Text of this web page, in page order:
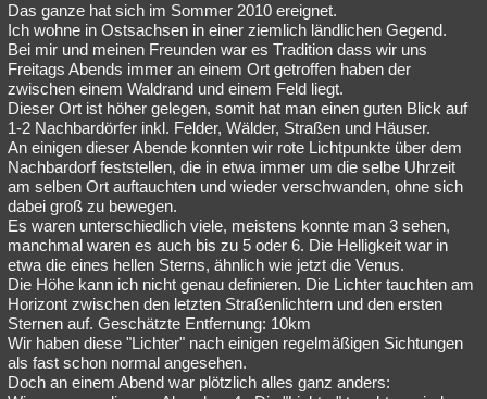
Besucht Teilgenommen Alle Neue Geschlossen
Lesenswert Schlüsselwörter
Das ganze hat sich im Sommer 2010 ereignet.
Ich wohne in Ostsachsen in einer ziemlich ländlichen Gegend.
Bei mir und meinen Freunden war es Tradition dass wir uns
Freitags Abends immer an einem Ort getroffen haben der
zwischen einem Waldrand und einem Feld liegt.
Dieser Ort ist höher gelegen, somit hat man einen guten Blick auf
1-2 Nachbardörfer inkl. Felder, Wälder, Straßen und Häuser.
An einigen dieser Abende konnten wir rote Lichtpunkte über dem
Nachbardorf feststellen, die in etwa immer um die selbe Uhrzeit
am selben Ort auftauchten und wieder verschwanden, ohne sich
dabei groß zu bewegen.
Es waren unterschiedlich viele, meistens konnte man 3 sehen,
manchmal waren es auch bis zu 5 oder 6. Die Helligkeit war in
etwa die eines hellen Sterns, ähnlich wie jetzt die Venus.
Die Höhe kann ich nicht genau definieren. Die Lichter tauchten am
Horizont zwischen den letzten Straßenlichtern und den ersten
Sternen auf. Geschätzte Entfernung: 10km
Wir haben diese "Lichter" nach einigen regelmäßigen Sichtungen
als fast schon normal angesehen.
Doch an einem Abend war plötzlich alles ganz anders: